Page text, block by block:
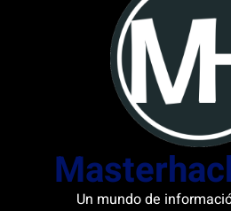
Un mundo de